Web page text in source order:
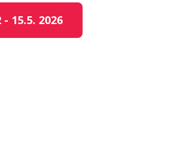
- 15.5. 2026